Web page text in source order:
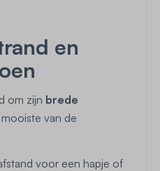
en
om zijn brede
van de
voor een hapje of